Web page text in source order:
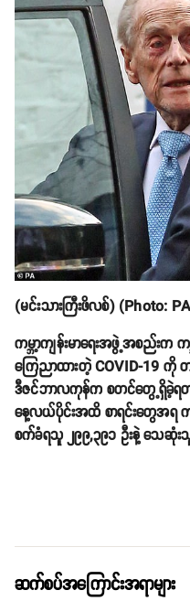
(မင်းသားကြီးဖိလစ်) (Photo:
ကမ္ဘာ့ကျန်းမာရေးအဖွဲ့အစည်းက
ကြေညာထားတဲ့ COVID-19
ဒီဇင်ဘာလကုန်က စတင်တွေ့ရှိခဲ့ရ
နေ့လယ်ပိုင်းအထိ စာရင်းတွေအရ ကမ္
စက်ခံရသူ ၂၉၉,၃၉၁ ဦးနဲ့ သေဆုံ
ဆက်စပ်အကြောင်းအရာများ